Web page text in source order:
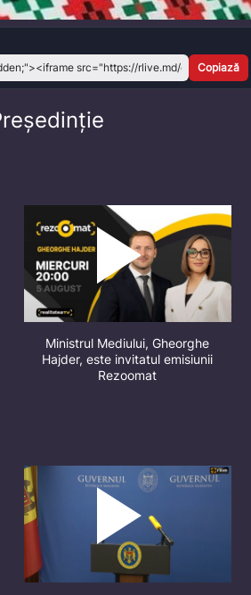
Copiază
Ministrul Mediului, Gheorghe
Hajder, este invitatul emisiunii
Rezoomat